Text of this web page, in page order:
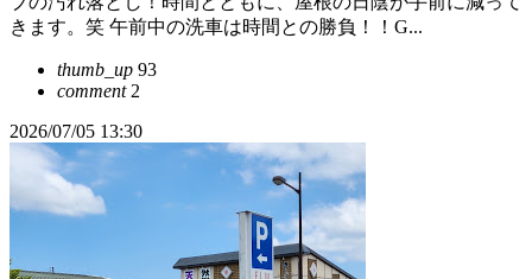
きます。笑 午前中の洗車は時間との勝負！！G...
thumb_up 93
comment2
2026/07/05 13:30